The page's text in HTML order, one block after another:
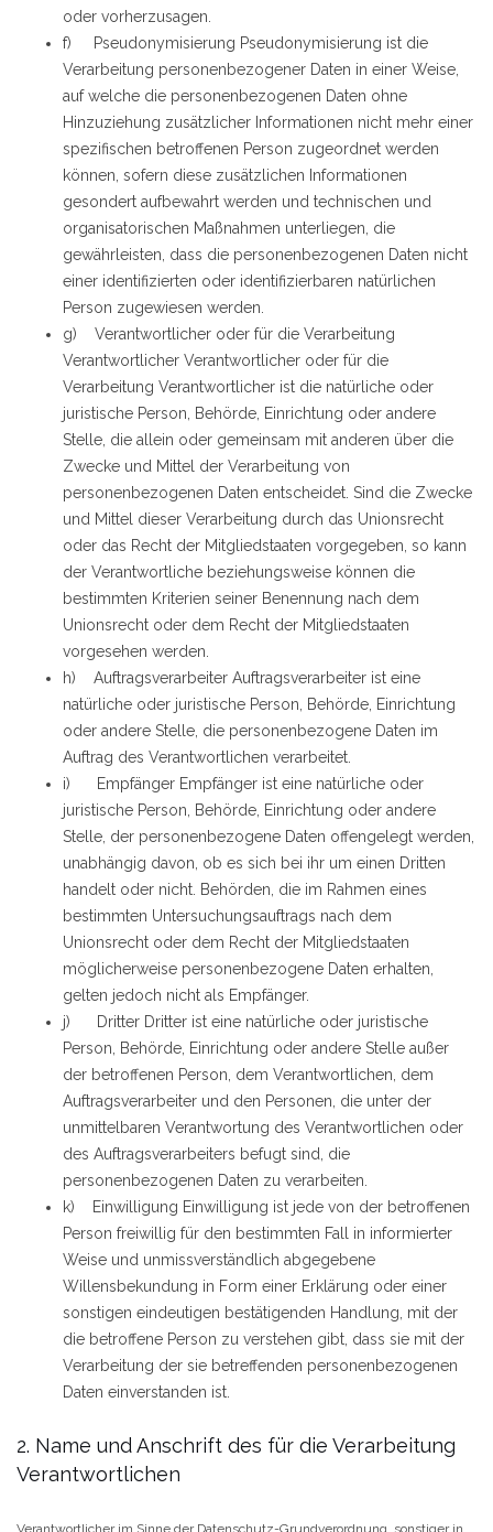
oder vorherzusagen.
f) Pseudonymisierung Pseudonymisierung ist die
Verarbeitung personenbezogener Daten in einer Weise,
auf welche die personenbezogenen Daten ohne
Hinzuziehung zusätzlicher Informationen nicht mehr einer
spezifischen betroffenen Person zugeordnet werden
können, sofern diese zusätzlichen Informationen
gesondert aufbewahrt werden und technischen und
organisatorischen Maßnahmen unterliegen, die
gewährleisten, dass die personenbezogenen Daten nicht
einer identifizierten oder identifizierbaren natürlichen
Person zugewiesen werden.
g) Verantwortlicher oder für die Verarbeitung
Verantwortlicher Verantwortlicher oder für die
Verarbeitung Verantwortlicher ist die natürliche oder
juristische Person, Behörde, Einrichtung oder andere
Stelle, die allein oder gemeinsam mit anderen über die
Zwecke und Mittel der Verarbeitung von
personenbezogenen Daten entscheidet. Sind die Zwecke
und Mittel dieser Verarbeitung durch das Unionsrecht
oder das Recht der Mitgliedstaaten vorgegeben, so kann
der Verantwortliche beziehungsweise können die
bestimmten Kriterien seiner Benennung nach dem
Unionsrecht oder dem Recht der Mitgliedstaaten
vorgesehen werden.
h) Auftragsverarbeiter Auftragsverarbeiter ist eine
natürliche oder juristische Person, Behörde, Einrichtung
oder andere Stelle, die personenbezogene Daten im
Auftrag des Verantwortlichen verarbeitet.
i) Empfänger Empfänger ist eine natürliche oder
juristische Person, Behörde, Einrichtung oder andere
Stelle, der personenbezogene Daten offengelegt werden,
unabhängig davon, ob es sich bei ihr um einen Dritten
handelt oder nicht. Behörden, die im Rahmen eines
bestimmten Untersuchungsauftrags nach dem
Unionsrecht oder dem Recht der Mitgliedstaaten
möglicherweise personenbezogene Daten erhalten,
gelten jedoch nicht als Empfänger.
j) Dritter Dritter ist eine natürliche oder juristische
Person, Behörde, Einrichtung oder andere Stelle außer
der betroffenen Person, dem Verantwortlichen, dem
Auftragsverarbeiter und den Personen, die unter der
unmittelbaren Verantwortung des Verantwortlichen oder
des Auftragsverarbeiters befugt sind, die
personenbezogenen Daten zu verarbeiten.
k) Einwilligung Einwilligung ist jede von der betroffenen
Person freiwillig für den bestimmten Fall in informierter
Weise und unmissverständlich abgegebene
Willensbekundung in Form einer Erklärung oder einer
sonstigen eindeutigen bestätigenden Handlung, mit der
die betroffene Person zu verstehen gibt, dass sie mit der
Verarbeitung der sie betreffenden personenbezogenen
Daten einverstanden ist.
2. Name und Anschrift des für die Verarbeitung
Verantwortlichen
Verantwortlicher im Sinne der Datenschutz-Grundverordnung, sonstiger in